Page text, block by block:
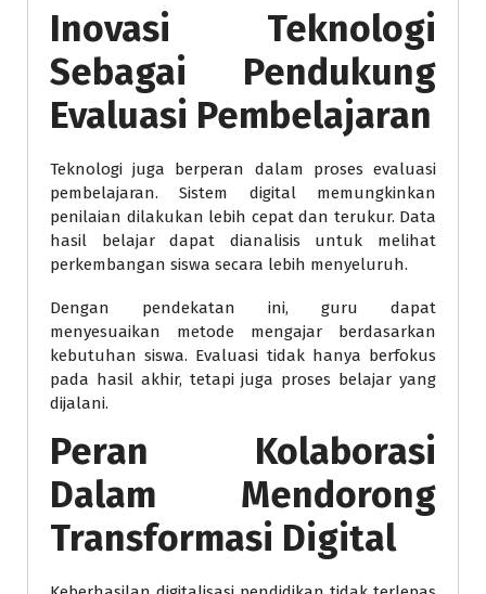
Inovasi Teknologi
Sebagai Pendukung
Evaluasi Pembelajaran
Teknologi juga berperan dalam proses evaluasi
pembelajaran. Sistem digital memungkinkan
penilaian dilakukan lebih cepat dan terukur. Data
hasil belajar dapat dianalisis untuk melihat
perkembangan siswa secara lebih menyeluruh.
Dengan pendekatan ini, guru dapat
menyesuaikan metode mengajar berdasarkan
kebutuhan siswa. Evaluasi tidak hanya berfokus
pada hasil akhir, tetapi juga proses belajar yang
dijalani.
Peran Kolaborasi
Dalam Mendorong
Transformasi Digital